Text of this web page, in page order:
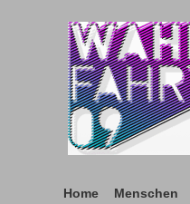
Home Menschen